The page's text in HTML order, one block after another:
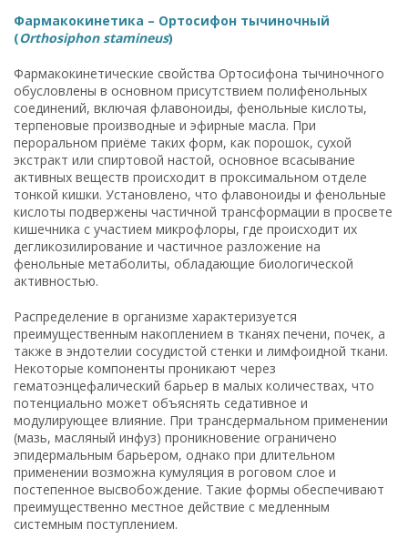
Фармакокинетика – Ортосифон тычиночный
(Orthosiphon stamineus)
Фармакокинетические свойства Ортосифона тычиночного
обусловлены в основном присутствием полифенольных
соединений, включая флавоноиды, фенольные кислоты,
терпеновые производные и эфирные масла. При
пероральном приёме таких форм, как порошок, сухой
экстракт или спиртовой настой, основное всасывание
активных веществ происходит в проксимальном отделе
тонкой кишки. Установлено, что флавоноиды и фенольные
кислоты подвержены частичной трансформации в просвете
кишечника с участием микрофлоры, где происходит их
дегликозилирование и частичное разложение на
фенольные метаболиты, обладающие биологической
активностью.
Распределение в организме характеризуется
преимущественным накоплением в тканях печени, почек, а
также в эндотелии сосудистой стенки и лимфоидной ткани.
Некоторые компоненты проникают через
гематоэнцефалический барьер в малых количествах, что
потенциально может объяснять седативное и
модулирующее влияние. При трансдермальном применении
(мазь, масляный инфуз) проникновение ограничено
эпидермальным барьером, однако при длительном
применении возможна кумуляция в роговом слое и
постепенное высвобождение. Такие формы обеспечивают
преимущественно местное действие с медленным
системным поступлением.